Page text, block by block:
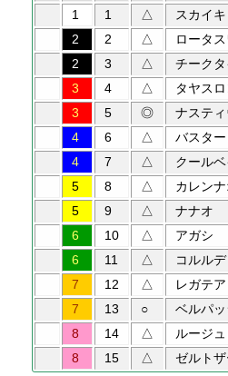
1 1 △ スカイ
2
2 △ ロータ
2
3 △ チーク
3
4 △ タヤス
3
5 ◎ ナステ
4
6 △ バスタ
4
7 △ クール
5
8 △ カレン
5
9 △ ナナオ
6
10 △ アガシ
6
11 △ コルルデ
7
12 △ レガテ
7
13 ○ ベルパ
8
14 △ ルージ
8
15 △ ゼルト